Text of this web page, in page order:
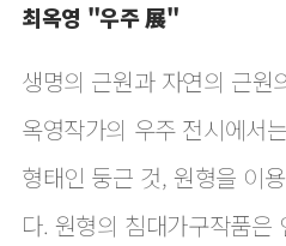
최옥영 "우주 展"
생명의 근원과 자연의 근원
옥영작가의 우주 전시에서
형태인 둥근 것, 원형을 이
다. 원형의 침대가구작품은